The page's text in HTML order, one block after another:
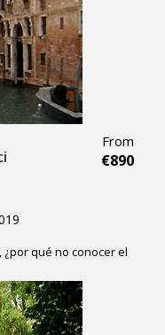
From
€890
qué no conocer el